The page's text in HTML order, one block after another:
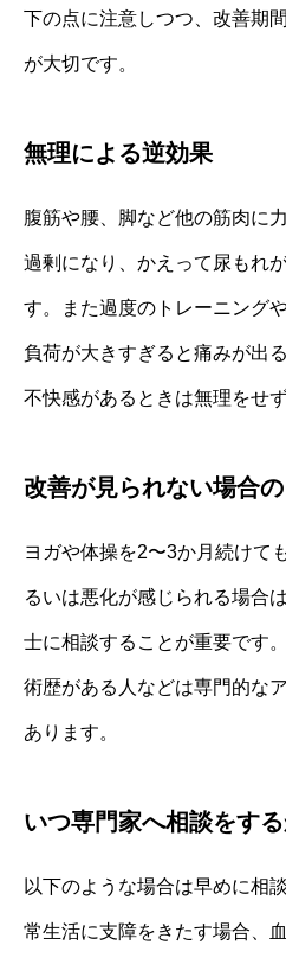
下の点に注意しつつ、改善期
が大切です。
無理による逆効果
腹筋や腰、脚など他の筋肉に
過剰になり、かえって尿もれ
す。また過度のトレーニング
負荷が大きすぎると痛みが出
不快感があるときは無理をせ
改善が見られない場合
ヨガや体操を2〜3か月続けて
るいは悪化が感じられる場合
士に相談することが重要です
術歴がある人などは専門的な
あります。
いつ専門家へ相談をす
以下のような場合は早めに相
常生活に支障をきたす場合、